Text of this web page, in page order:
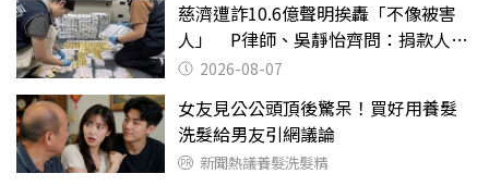
慈濟遭詐10.6億聲明挨轟「不像被害
人」 P律師、吳靜怡齊問：捐款人有
權知道真相
2026-08-07
女友見公公頭頂後驚呆！買好用養髮
洗髮給男友引網議論
新聞熱議養髮洗髮精